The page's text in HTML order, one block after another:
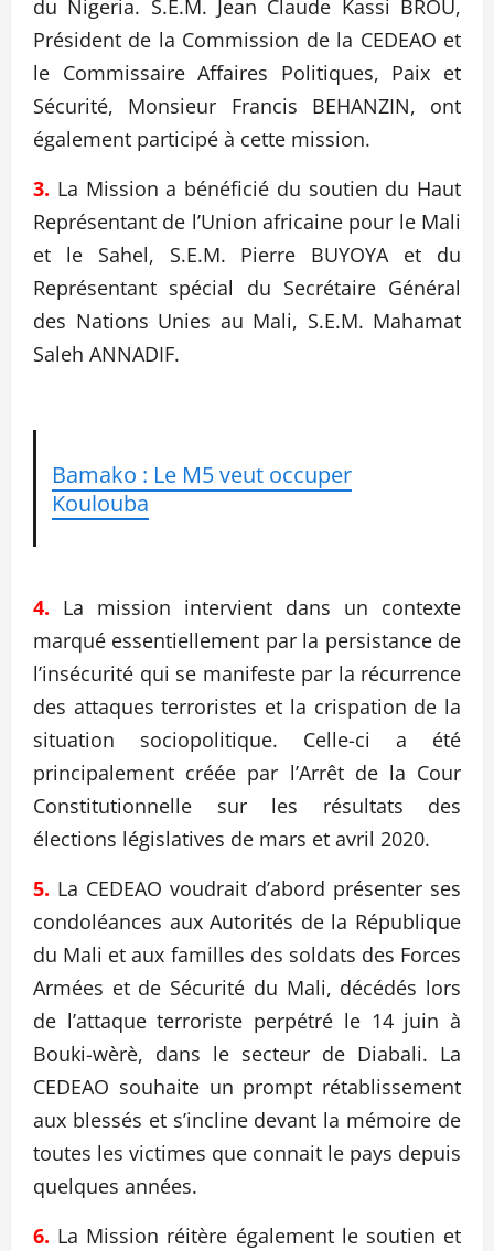
du Nigeria. S.E.M. Jean Claude Kassi BROU,
Président de la Commission de la CEDEAO et
le Commissaire Affaires Politiques, Paix et
Sécurité, Monsieur Francis BEHANZIN, ont
également participé à cette mission.
3. La Mission a bénéficié du soutien du Haut
Représentant de l’Union africaine pour le Mali
et le Sahel, S.E.M. Pierre BUYOYA et du
Représentant spécial du Secrétaire Général
des Nations Unies au Mali, S.E.M. Mahamat
Saleh ANNADIF.
Bamako : Le M5 veut occuper
Koulouba
4. La mission intervient dans un contexte
marqué essentiellement par la persistance de
l’insécurité qui se manifeste par la récurrence
des attaques terroristes et la crispation de la
situation sociopolitique. Celle-ci a été
principalement créée par l’Arrêt de la Cour
Constitutionnelle sur les résultats des
élections législatives de mars et avril 2020.
5. La CEDEAO voudrait d’abord présenter ses
condoléances aux Autorités de la République
du Mali et aux familles des soldats des Forces
Armées et de Sécurité du Mali, décédés lors
de l’attaque terroriste perpétré le 14 juin à
Bouki-wèrè, dans le secteur de Diabali. La
CEDEAO souhaite un prompt rétablissement
aux blessés et s’incline devant la mémoire de
toutes les victimes que connait le pays depuis
quelques années.
6. La Mission réitère également le soutien et